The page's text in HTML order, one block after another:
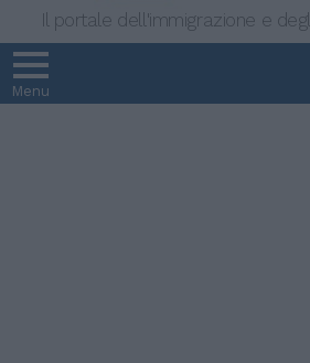
Il portale dell'immigrazione e
Menu